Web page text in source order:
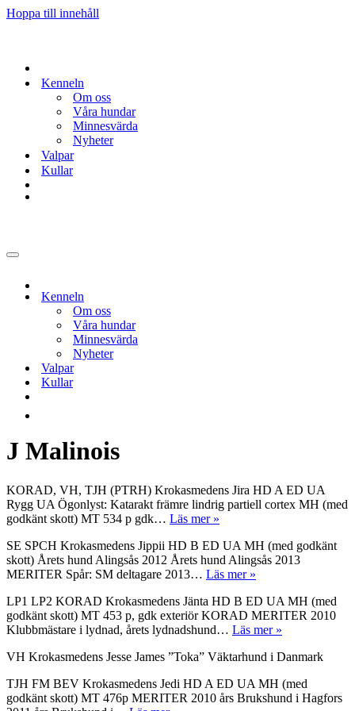
Hoppa till innehåll
Kenneln
Om oss
Våra hundar
Minnesvärda
Nyheter
Valpar
Kullar
Navigeringsmeny
Kenneln
Om oss
Våra hundar
Minnesvärda
Nyheter
Valpar
Kullar
J Malinois
KORAD, VH, TJH (PTRH) Krokasmedens Jira HD A ED UA
Rygg UA Ögonlyst: Katarakt främre lindrig partiell cortex MH (med
godkänt skott) MT 534 p gdk… Läs mer »
SE SPCH Krokasmedens Jippii HD B ED UA MH (med godkänt
skott) Årets hund Alingsås 2012 Årets hund Alingsås 2013
MERITER Spår: SM deltagare 2013… Läs mer »
LP1 LP2 KORAD Krokasmedens Jänta HD B ED UA MH (med
godkänt skott) MT 453 p, gdk exteriör KORAD MERITER 2010
Klubbmästare i lydnad, årets lydnadshund… Läs mer »
VH Krokasmedens Jesse James ”Toka” Väktarhund i Danmark
TJH FM BEV Krokasmedens Jedi HD A ED UA MH (med
godkänt skott) MT 476p MERITER 2010 års Brukshund i Hagfors